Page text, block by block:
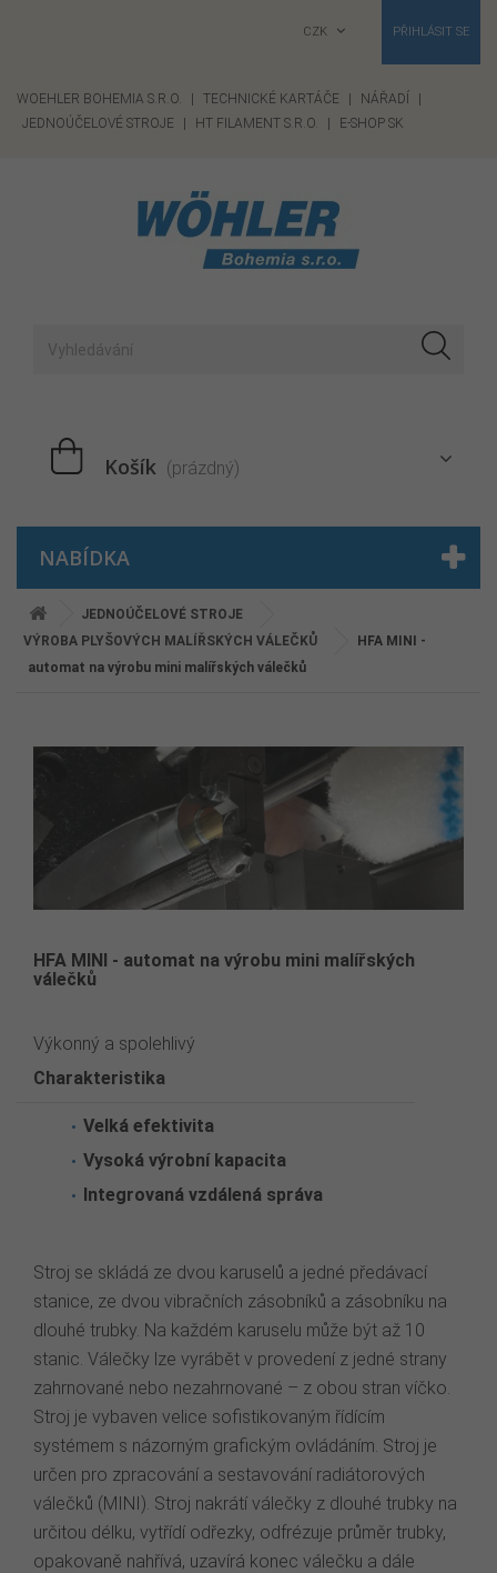
PŘIHLÁSIT SE
CZK
WOEHLER BOHEMIA S.R.O. TECHNICKÉ KARTÁČE NÁŘADÍ
JEDNOÚČELOVÉ STROJE
HT FILAMENT S.R.O. E-SHOP SK
Košík (prázdný)
NABÍDKA
JEDNOÚČELOVÉ STROJE
VÝROBA PLYŠOVÝCH MALÍŘSKÝCH VÁLEČKŮ
HFA MINI -
automat na výrobu mini malířských válečků
HFA MINI - automat na výrobu mini malířských
válečků
Výkonný a spolehlivý
Charakteristika
Velká efektivita
Vysoká výrobní kapacita
Integrovaná vzdálená správa
Stroj se skládá ze dvou karuselů a jedné předávací
stanice, ze dvou vibračních zásobníků a zásobníku na
dlouhé trubky. Na každém karuselu může být až 10
stanic. Válečky lze vyrábět v provedení z jedné strany
zahrnované nebo nezahrnované – z obou stran víčko.
Stroj je vybaven velice sofistikovaným řídícím
systémem s názorným grafickým ovládáním. Stroj je
určen pro zpracování a sestavování radiátorových
válečků (MINI). Stroj nakrátí válečky z dlouhé trubky na
určitou délku, vytřídí odřezky, odfrézuje průměr trubky,
opakovaně nahřívá, uzavírá konec válečku a dále